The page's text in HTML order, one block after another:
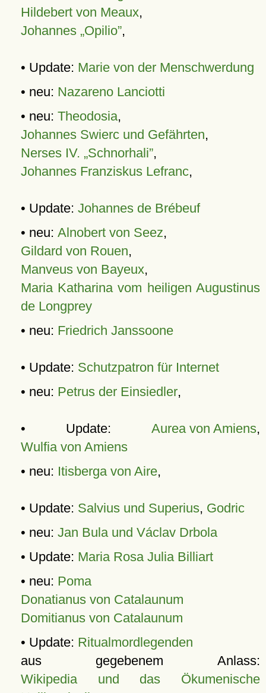
Hildebert von Meaux,
Johannes „Opilio”,
• Update: Marie von der Menschwerdung
• neu: Nazareno Lanciotti
• neu: Theodosia,
Johannes Swierc und Gefährten,
Nerses IV. „Schnorhali”,
Johannes Franziskus Lefranc,
• Update: Johannes de Brébeuf
• neu: Alnobert von Seez,
Gildard von Rouen,
Manveus von Bayeux,
Maria Katharina vom heiligen Augustinus
de Longprey
• neu: Friedrich Janssoone
• Update: Schutzpatron für Internet
• neu: Petrus der Einsiedler,
• Update: Aurea von Amiens,
Wulfia von Amiens
• neu: Itisberga von Aire,
• Update: Salvius und Superius, Godric
• neu: Jan Bula und Václav Drbola
• Update: Maria Rosa Julia Billiart
• neu: Poma
Donatianus von Catalaunum
Domitianus von Catalaunum
• Update: Ritualmordlegenden
aus gegebenem Anlass:
Wikipedia und das Ökumenische